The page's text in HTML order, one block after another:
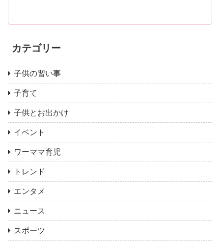
カテゴリー
子供の習い事
子育て
子供とお出かけ
イベント
ワーママ育児
トレンド
エンタメ
ニュース
スポーツ